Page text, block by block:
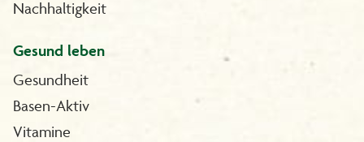
Nachhaltigkeit
Gesund leben
Gesundheit
Basen-Aktiv
Vitamine